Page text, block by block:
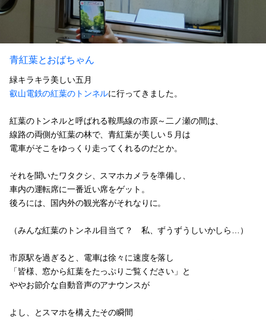
青紅葉とおばちゃん
緑キラキラ美しい五月
叡山電鉄の紅葉のトンネルに行ってきました。
紅葉のトンネルと呼ばれる鞍馬線の市原～二ノ瀬の間は、
線路の両側が紅葉の林で、青紅葉が美しい５月は
電車がそこをゆっくり走ってくれるのだとか。
それを聞いたワタクシ、スマホカメラを準備し、
車内の運転席に一番近い席をゲット。
後ろには、国内外の観光客がそれなりに。
（みんな紅葉のトンネル目当て？ 私、ずうずうしいかしら…）
市原駅を過ぎると、電車は徐々に速度を落し
「皆様、窓から紅葉をたっぷりご覧ください」と
ややお節介な自動音声のアナウンスが
よし、とスマホを構えたその瞬間